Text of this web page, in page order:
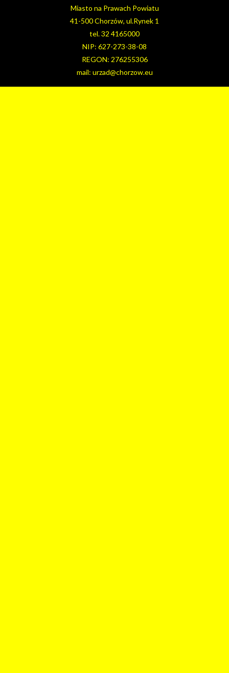
Miasto na Prawach Powiatu
41-500 Chorzów, ul.Rynek 1
tel. 32 4165000
NIP: 627-273-38-08
REGON: 276255306
mail: urzad@chorzow.eu